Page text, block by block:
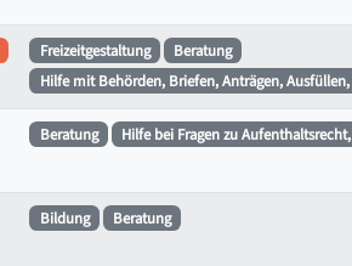
Freizeitgestaltung
Beratung
Hilfe mit Behörden, Briefen, Anträgen,
Beratung Hilfe bei Fragen zu
Bildung Beratung